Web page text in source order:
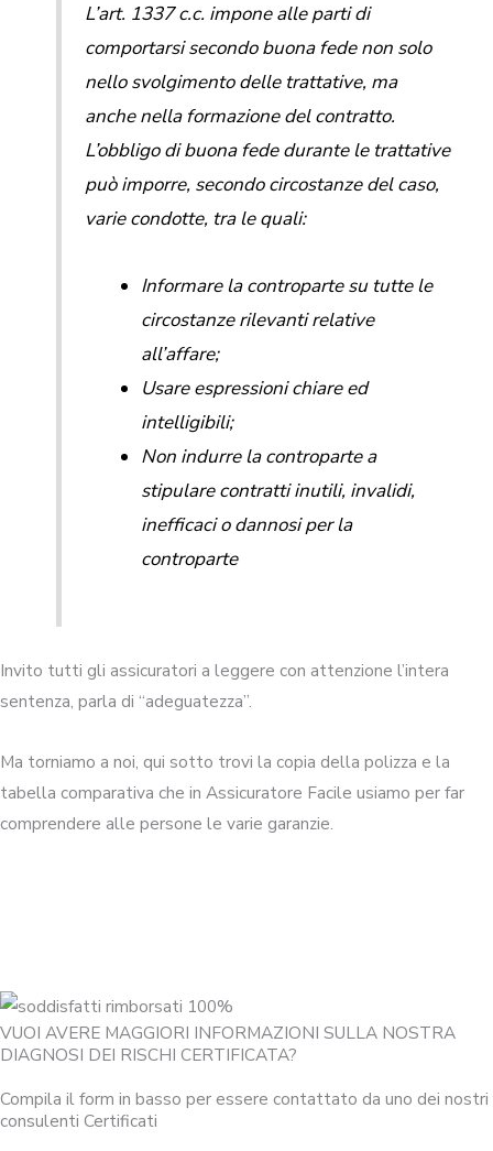
L’art. 1337 c.c. impone alle parti di
comportarsi secondo buona fede non solo
nello svolgimento delle trattative, ma
anche nella formazione del contratto.
L’obbligo di buona fede durante le trattative
può imporre, secondo circostanze del caso,
varie condotte, tra le quali:
Informare la controparte su tutte le
circostanze rilevanti relative
all’affare;
Usare espressioni chiare ed
intelligibili;
Non indurre la controparte a
stipulare contratti inutili, invalidi,
inefficaci o dannosi per la
controparte
Invito tutti gli assicuratori a leggere con attenzione l’intera
sentenza, parla di “adeguatezza”.
Ma torniamo a noi, qui sotto trovi la copia della polizza e la
tabella comparativa che in Assicuratore Facile usiamo per far
comprendere alle persone le varie garanzie.
VUOI AVERE MAGGIORI INFORMAZIONI SULLA NOSTRA
DIAGNOSI DEI RISCHI CERTIFICATA?
Compila il form in basso per essere contattato da uno dei nostri
consulenti Certificati